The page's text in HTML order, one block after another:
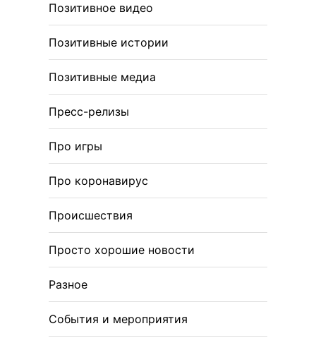
Позитивное видео
Позитивные истории
Позитивные медиа
Пресс-релизы
Про игры
Про коронавирус
Происшествия
Просто хорошие новости
Разное
События и мероприятия